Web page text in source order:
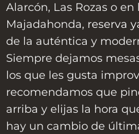
Alarcón, Las Rozas o en
Majadahonda, reserva
de la auténtica y
Siempre dejamos
los que les gusta
recomendamos que
arriba y elijas la hora
hay un cambio de